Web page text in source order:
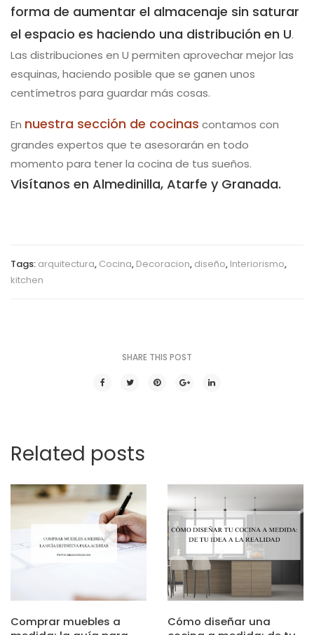
forma de aumentar el almacenaje sin saturar
el espacio es haciendo una distribución en U.
Las distribuciones en U permiten aprovechar mejor las
esquinas, haciendo posible que se ganen unos
centímetros para guardar más cosas.
En nuestra sección de cocinas contamos con
grandes expertos que te asesorarán en todo
momento para tener la cocina de tus sueños.
Visítanos en Almedinilla, Atarfe y Granada.
Tags: arquitectura, Cocina, Decoracion, diseño, Interiorismo,
kitchen
SHARE THIS POST
Related posts
Comprar muebles a
Cómo diseñar una